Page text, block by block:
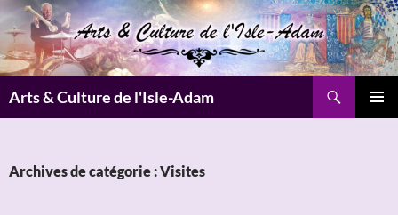
Aller
au
contenu
Arts & Culture de l'Isle-Adam
Archives de catégorie : Visites